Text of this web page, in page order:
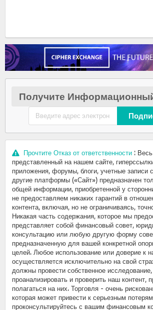
Получите
Прочтите Отказ от ответственности :
представленный на нашем сайте,
приложения, форумы, блоги, учетные записи
другие платформы («Сайт») предназначен
общей информации, приобретенной у
не предоставляем никаких гарантий в
контента, включая, но не ограничиваясь,
Никакая часть содержания, которое мы
представляет собой финансовый совет,
консультацию или любую другую форму
предназначенную для вашей конкретной
целей. Любое использование или доверие к
осуществляется исключительно на свой
должны провести собственное
проанализировать и проверить наш контент,
полагаться на них. Торговля - очень
которая может привести к серьезным
проконсультируйтесь с вашим финансовым